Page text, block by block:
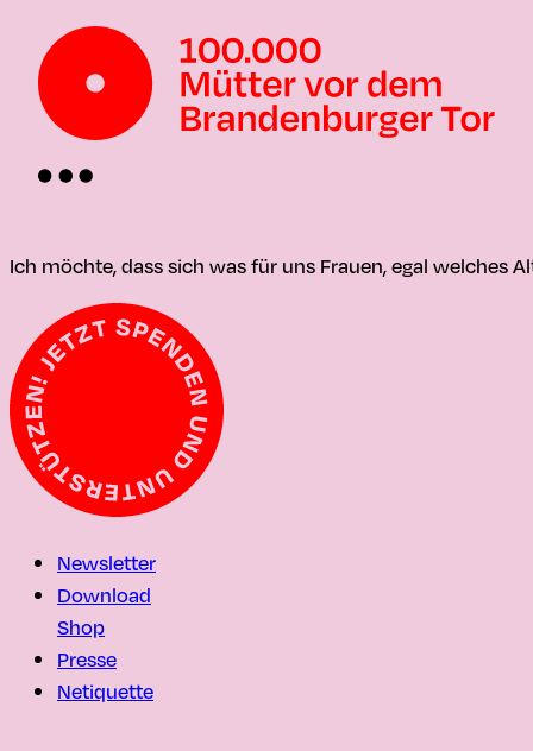
Ich möchte, dass sich was für uns Frauen, egal welches
Newsletter
Download
Shop
Presse
Netiquette